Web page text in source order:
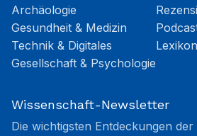
Archäologie
Gesundheit & Medizin
Technik & Digitales
Gesellschaft & Psychologie
Lexikon
Wissenschaft-Newsletter
Die wichtigsten Entdeckungen